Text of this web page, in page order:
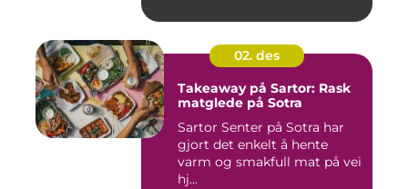
02. des
Takeaway på Sartor: Rask
matglede på Sotra
Sartor Senter på Sotra har
gjort det enkelt å hente
varm og smakfull mat på vei
hj...